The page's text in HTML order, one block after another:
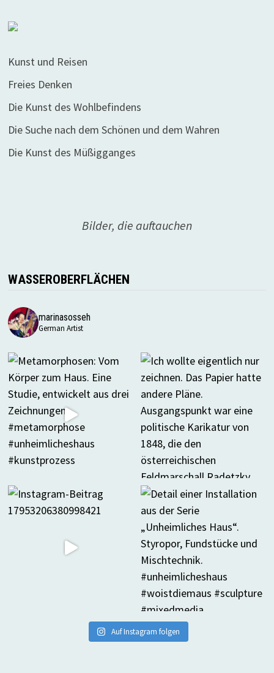
Kunst und Reisen
Freies Denken
Die Kunst des Wohlbefindens
Die Suche nach dem Schönen und dem Wahren
Die Kunst des Müßigganges
Bilder, die auftauchen
WASSEROBERFLÄCHEN
marinasosseh
German Artist
Auf Instagram folgen